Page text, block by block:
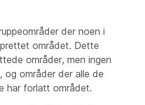
der noen i
området. Dette
områder, men ingen
og områder der alle de
har forlatt området.